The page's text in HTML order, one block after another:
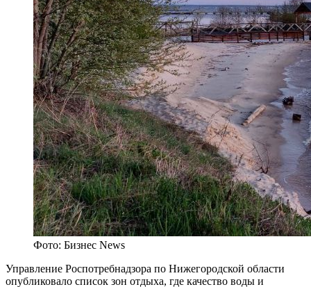
Фото: Бизнес News
Управление Роспотребнадзора по Нижегородской области
опубликовало список зон отдыха, где качество воды и